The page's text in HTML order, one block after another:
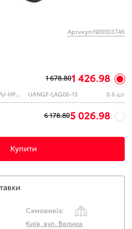
Артикул:N00003746
1 678.801 426.98
Антигравійна плівка LITZ TPU-HPM8 AG ULTRA (0.61) UANGF-LAG06-15 0.6 шт
6 178.805 026.98
Купити
Самовивіз:
Київ, вул. Велика